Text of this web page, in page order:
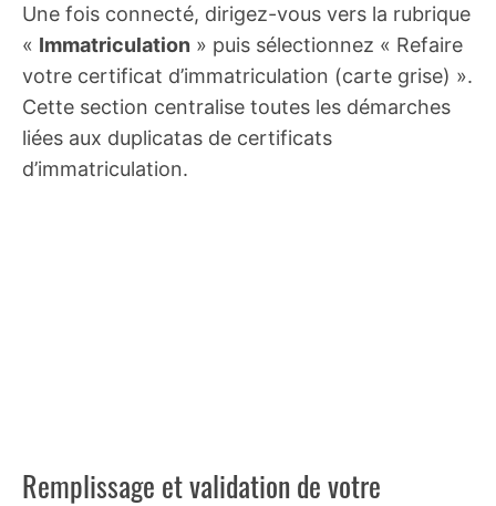
Une fois connecté, dirigez-vous vers la rubrique
« Immatriculation » puis sélectionnez « Refaire
votre certificat d’immatriculation (carte grise) ».
Cette section centralise toutes les démarches
liées aux duplicatas de certificats
d’immatriculation.
Remplissage et validation de votre